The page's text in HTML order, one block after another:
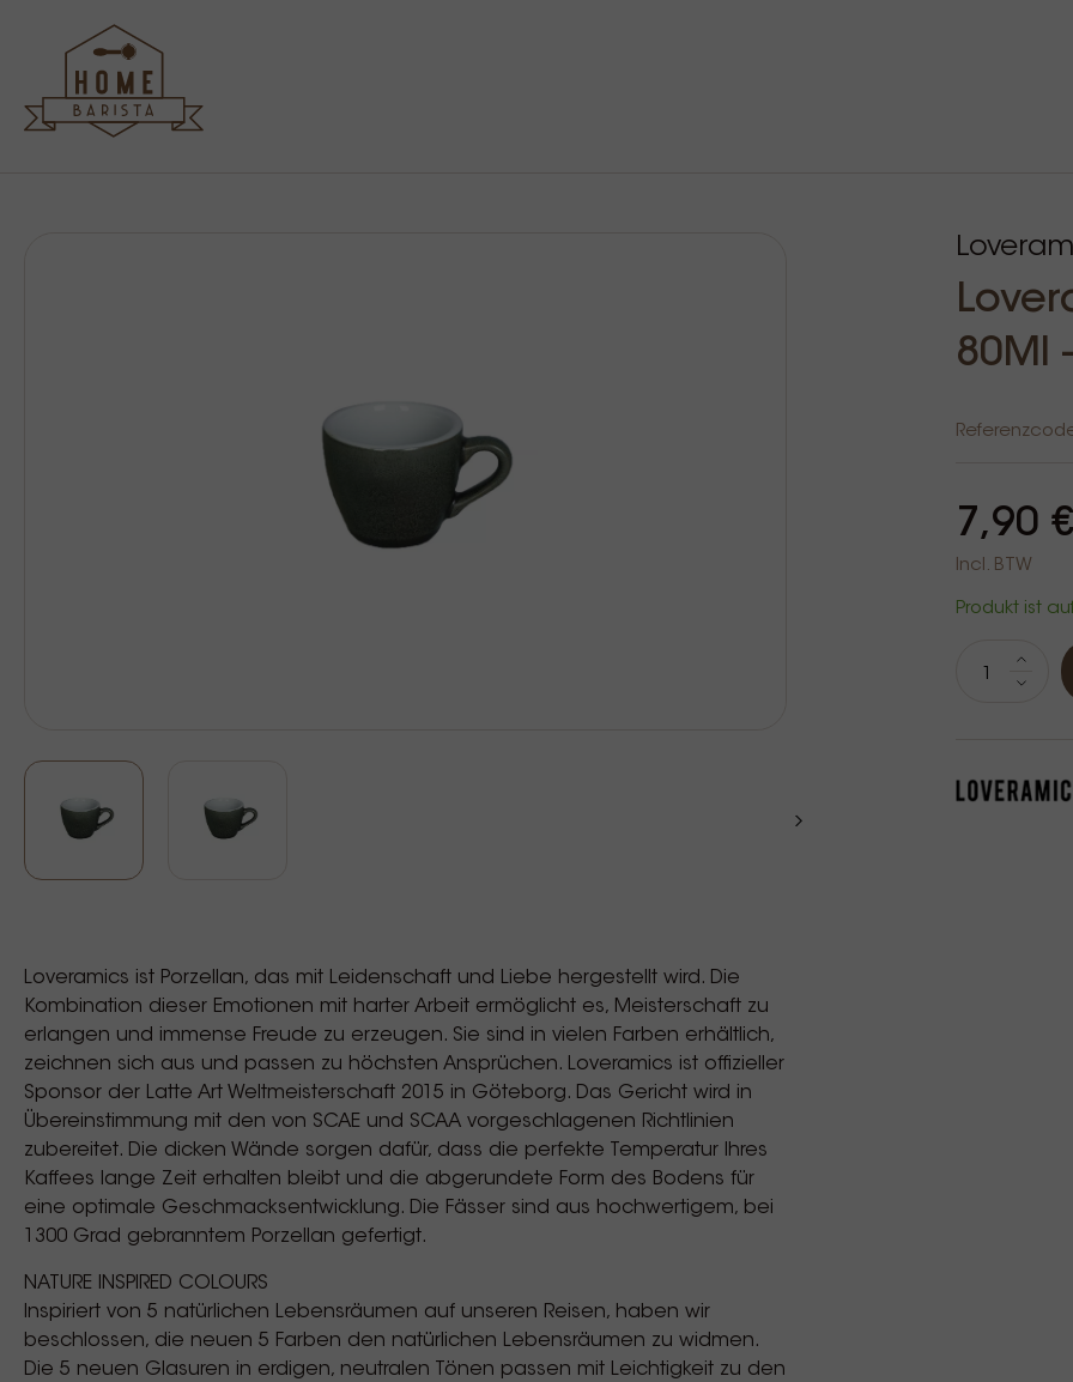
Loveramics ist Porzellan, das mit Leidenschaft und Liebe hergestellt wird. Die
Kombination dieser Emotionen mit harter Arbeit ermöglicht es, Meisterschaft zu
erlangen und immense Freude zu erzeugen. Sie sind in vielen Farben erhältlich,
zeichnen sich aus und passen zu höchsten Ansprüchen. Loveramics ist offizieller
Sponsor der Latte Art Weltmeisterschaft 2015 in Göteborg. Das Gericht wird in
Übereinstimmung mit den von SCAE und SCAA vorgeschlagenen Richtlinien
zubereitet. Die dicken Wände sorgen dafür, dass die perfekte Temperatur Ihres
Kaffees lange Zeit erhalten bleibt und die abgerundete Form des Bodens für
eine optimale Geschmacksentwicklung. Die Fässer sind aus hochwertigem, bei
1300 Grad gebranntem Porzellan gefertigt.
NATURE INSPIRED COLOURS
Inspiriert von 5 natürlichen Lebensräumen auf unseren Reisen, haben wir
beschlossen, die neuen 5 Farben den natürlichen Lebensräumen zu widmen.
Die 5 neuen Glasuren in erdigen, neutralen Tönen passen mit Leichtigkeit zu den
80Ml
7,90
Incl. BTW
Produkt ist